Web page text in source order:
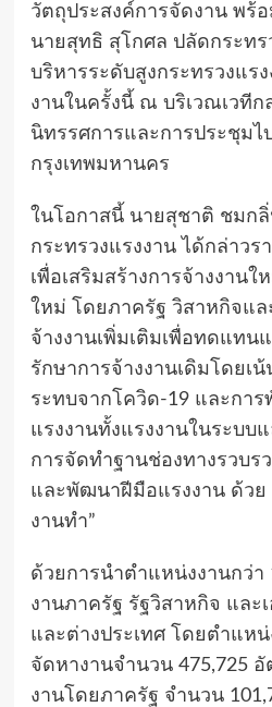
วัตถุประสงค์การจัดงาน พร้
นายสุทธิ สุโกศล ปลัดกระทร
บริหารระดับสูงกระทรวงแร
งานในครั้งนี้ ณ บริเวณเวทีก
นิทรรศการและการประชุมไ
กรุงเทพมหานคร
ในโอกาสนี้ นายสุชาติ ชมก
กระทรวงแรงงาน ได้กล่าวร
เพื่อเสริมสร้างการจ้างงาน
ใหม่ โดยภาครัฐ วิสาหกิจแล
จ้างงานเพิ่มเติมเพื่อทดแทน
รักษาการจ้างงานเดิมโดยเ
ระทบจากโควิด-19 และกา
แรงงานทั้งแรงงานในระบบ
การจัดทำฐานช่องทางรวบร
และพัฒนาฝีมือแรงงาน ด้ว
งานทำ”
ด้วยการนำตำแหน่งงานกว่า
งานภาครัฐ รัฐวิสาหกิจ และ
และต่างประเทศ โดยตำแห
จัดหางานจำนวน 475,725
งานโดยภาครัฐ จำนวน